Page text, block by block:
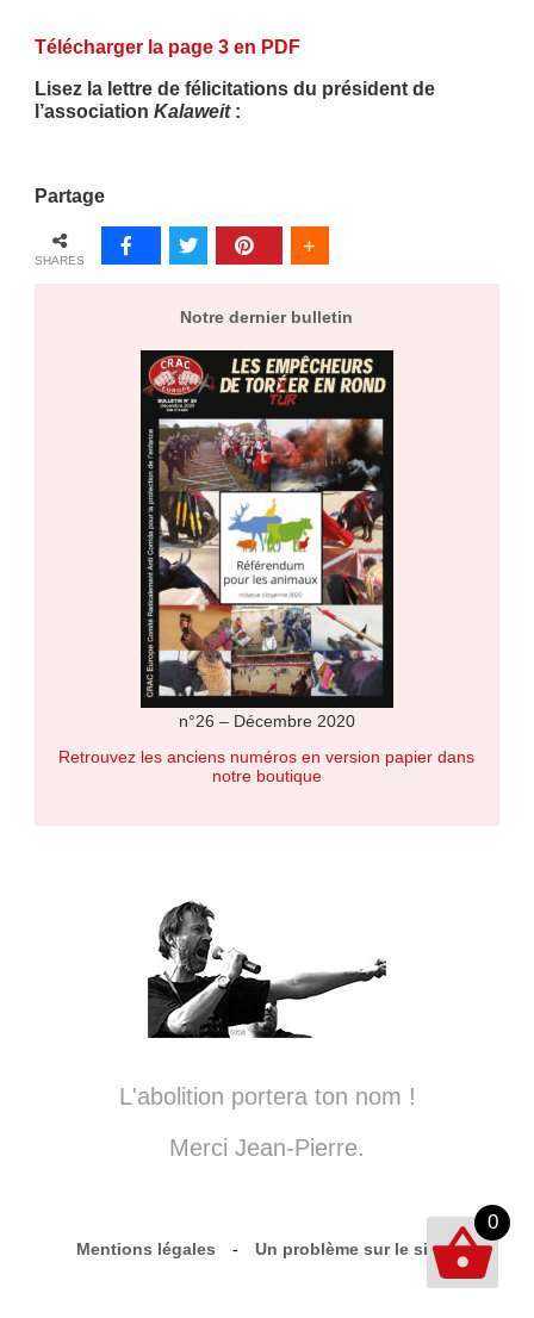
Télécharger la page 3 en PDF
Lisez la lettre de félicitations du président de
l’association Kalaweit:
Partage
SHARES
Notre dernier bulletin
n°26 – Décembre 2020
Retrouvez les anciens numéros en version papier dans
notre boutique
L'abolition portera ton nom !
Merci Jean-Pierre.
Mentions légales - Un problème sur le site ?
0